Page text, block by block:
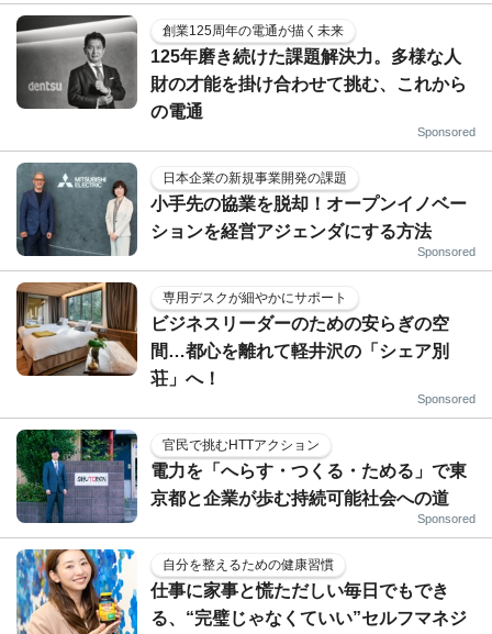
創業125周年の電通が描く未来
125年磨き続けた課題解決力。多様な人
財の才能を掛け合わせて挑む、これから
の電通
Sponsored
日本企業の新規事業開発の課題
小手先の協業を脱却！オープンイノベー
ションを経営アジェンダにする方法
Sponsored
専用デスクが細やかにサポート
ビジネスリーダーのための安らぎの空
間…都心を離れて軽井沢の「シェア別
荘」へ！
Sponsored
官民で挑むHTTアクション
電力を「へらす・つくる・ためる」で東
京都と企業が歩む持続可能社会への道
Sponsored
自分を整えるための健康習慣
仕事に家事と慌ただしい毎日でもでき
る、“完璧じゃなくていい”セルフマネジ